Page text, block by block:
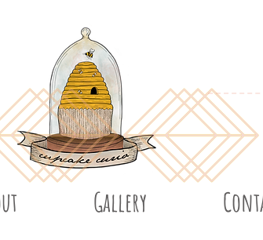
Gallery